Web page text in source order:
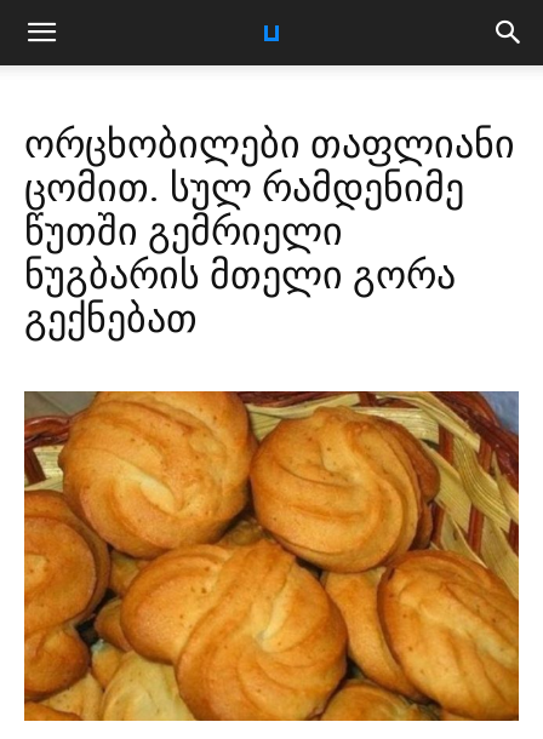
ორცხობილები თაფლიანი
ცომით. სულ რამდენიმე
წუთში გემრიელი
ნუგბარის მთელი გორა
გექნებათ